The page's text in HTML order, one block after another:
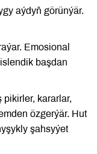
aýdyň görünýär.
Emosional
başdan
kararlar,
özgerýär. Hut
şahsyýet